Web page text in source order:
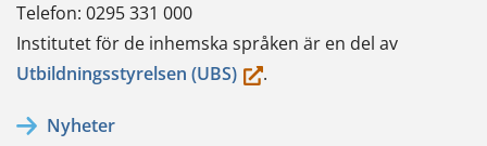
Telefon: 0295 331 000
Institutet för de inhemska språken är en del av
Utbildningsstyrelsen (UBS)(du.
Nyheter